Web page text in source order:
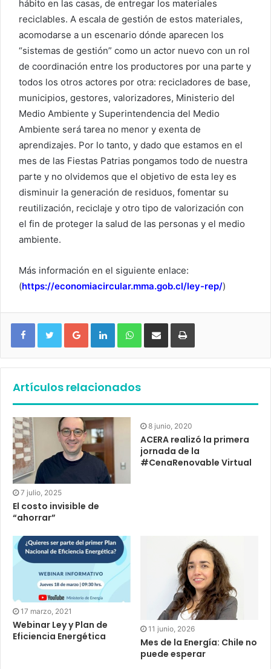
hábito en las casas, de entregar los materiales
reciclables. A escala de gestión de estos materiales,
acomodarse a un escenario dónde aparecen los
“sistemas de gestión” como un actor nuevo con un rol
de coordinación entre los productores por una parte y
todos los otros actores por otra: recicladores de base,
municipios, gestores, valorizadores, Ministerio del
Medio Ambiente y Superintendencia del Medio
Ambiente será tarea no menor y exenta de
aprendizajes. Por lo tanto, y dado que estamos en el
mes de las Fiestas Patrias pongamos todo de nuestra
parte y no olvidemos que el objetivo de esta ley es
disminuir la generación de residuos, fomentar su
reutilización, reciclaje y otro tipo de valorización con
el fin de proteger la salud de las personas y el medio
ambiente.
Más información en el siguiente enlace:
(https://economiacircular.mma.gob.cl/ley-rep/)
Google+ LinkedIn WhatsApp
Artículos relacionados
7 julio, 2025
El costo invisible de
“ahorrar”
8 junio, 2020
ACERA realizó la primera
jornada de la
#CenaRenovable Virtual
17 marzo, 2021
Webinar Ley y Plan de
Eficiencia Energética
11 junio, 2026
Mes de la Energía: Chile no
puede esperar